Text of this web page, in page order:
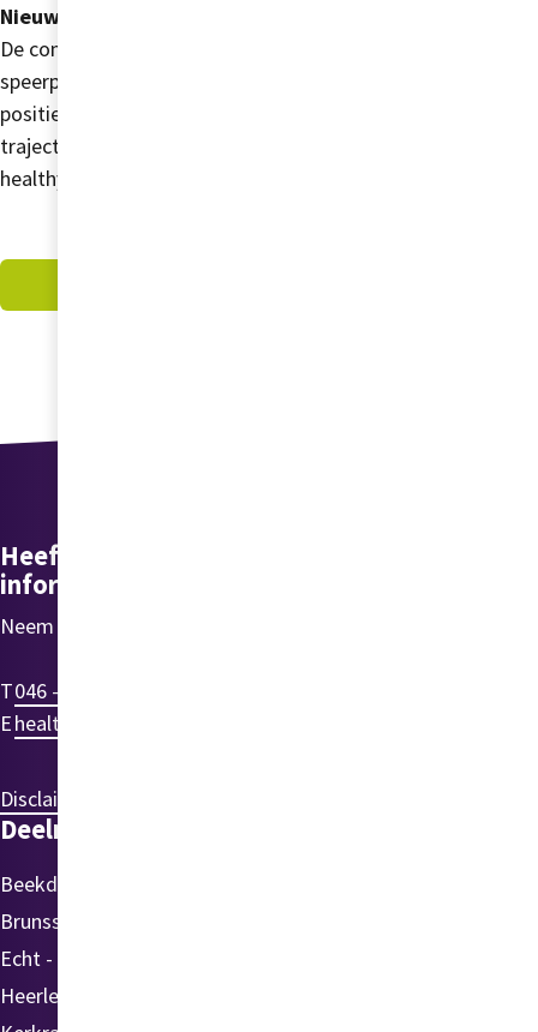
Nieuwsgierig?
De combinatie beweeg- en leefstijlcoaching is het
speerpunt van healthyLIFE. Esther heeft dit als
positief ervaren.
traject dat ze heeft doorlopen, haar ervaring met
healthyLIFE en al behaalde resultaten van Esther.
Heeft u vragen of wilt u meer
informatie over healthyLIFE?
Neem dan gerust contact met ons op via:
T046 - 475 72 61
Ehealthylife@ecsplore.nl
Disclaimer
Deelnemende gemeenten
Beekdaelen
Brunssum
Echt - Susteren
Heerlen